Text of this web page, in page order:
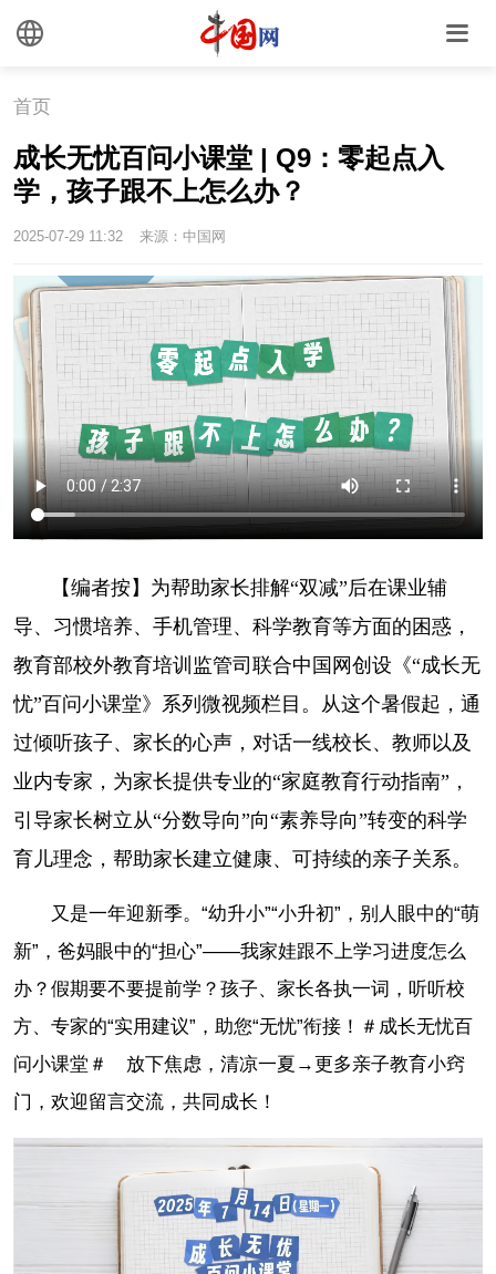
首页
成长无忧百问小课堂 | Q9：零起点入
学，孩子跟不上怎么办？
2025-07-29 11:32 来源：中国网
【编者按】为帮助家长排解“双减”后在课业辅
导、习惯培养、手机管理、科学教育等方面的困惑，
教育部校外教育培训监管司 联合中国网创设《“成长无
忧”百问小课堂》系列微视频栏目。从这个暑假起，通
过倾听孩子、家长的心声，对话一线校长、教师以及
业内专家，为家长提供专业的“家庭教育行动指南”，
引导家长树立从“分数导向”向“素养导向”转变的科学
育儿理念，帮助家长建立健康、可持续的亲子关系。
又是一年迎新季。“幼升小”“小升初”，别人眼中的“萌
新”，爸妈眼中的“担心”——我家娃跟不上学习进度怎么
办？假期要不要提前学？孩子、家长各执一词，听听校
方、专家的“实用建议”，助您“无忧”衔接！＃成长无忧百
问小课堂＃ 放下焦虑，清凉一夏→更多亲子教育小窍
门，欢迎留言交流，共同成长！